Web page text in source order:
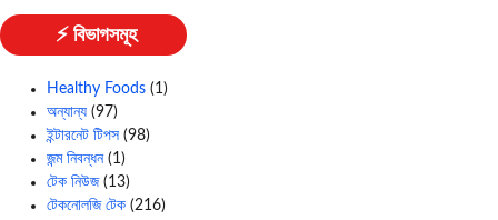
⚡ বিভাগসমূহ
Healthy Foods (1)
অন্যান্য (97)
ইন্টারনেট টিপস (98)
জন্ম নিবন্ধন(1)
টেক নিউজ(13)
টেকনোলজি টেক (216)